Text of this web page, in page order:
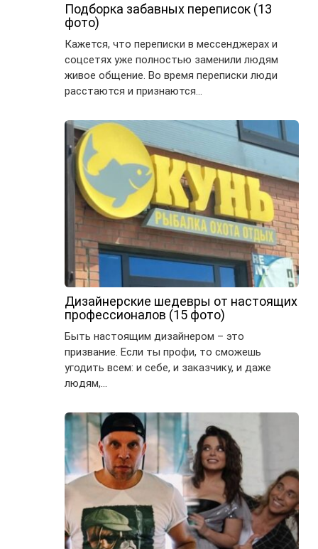
Подборка забавных переписок (13
фото)
Кажется, что переписки в мессенджерах и
соцсетях уже полностью заменили людям
живое общение. Во время переписки люди
расстаются и признаются…
Дизайнерские шедевры от настоящих
профессионалов (15 фото)
Быть настоящим дизайнером – это
призвание. Если ты профи, то сможешь
угодить всем: и себе, и заказчику, и даже
людям,…